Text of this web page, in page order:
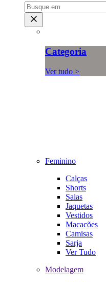
Categoria
Ver tudo >
Feminino
Calças
Shorts
Saias
Jaquetas
Vestidos
Macacões
Camisas
Sarja
Ver Tudo
Modelagem